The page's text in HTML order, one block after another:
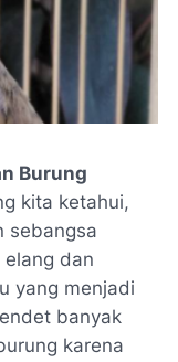
Burung
kita ketahui,
sebangsa
dan
yang menjadi
banyak
karena